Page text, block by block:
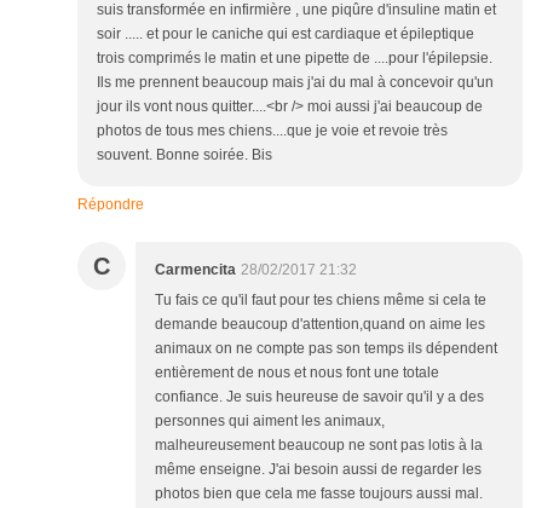
suis transformée en infirmière , une piqûre d'insuline matin et
soir ..... et pour le caniche qui est cardiaque et épileptique
trois comprimés le matin et une pipette de ....pour l'épilepsie.
Ils me prennent beaucoup mais j'ai du mal à concevoir qu'un
jour ils vont nous quitter....<br /> moi aussi j'ai beaucoup de
photos de tous mes chiens....que je voie et revoie très
souvent. Bonne soirée. Bis
Répondre
C Carmencita 28/02/2017 21:32
Tu fais ce qu'il faut pour tes chiens même si cela te
demande beaucoup d'attention,quand on aime les
animaux on ne compte pas son temps ils dépendent
entièrement de nous et nous font une totale
confiance. Je suis heureuse de savoir qu'il y a des
personnes qui aiment les animaux,
malheureusement beaucoup ne sont pas lotis à la
même enseigne. J'ai besoin aussi de regarder les
photos bien que cela me fasse toujours aussi mal.